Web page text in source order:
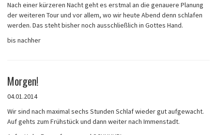
Nach einer kürzeren Nacht geht es erstmal an die genauere Planung
der weiteren Tour und vor allem, wo wir heute Abend denn schlafen
werden. Das steht bisher noch ausschließlich in Gottes Hand.
bis nachher
Morgen!
04.01.2014
Wir sind nach maximal sechs Stunden Schlaf wieder gut aufgewacht.
Auf gehts zum Frühstück und dann weiter nach Immenstadt.